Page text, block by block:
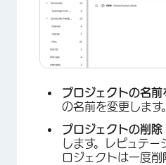
プロジェクトの名前
の名前を変更します。
プロジェクトの削除
します。レピュテー
ロジェクトは一度